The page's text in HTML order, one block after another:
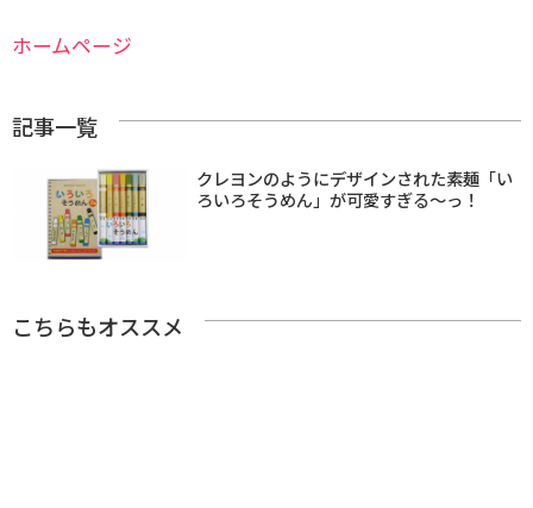
ホームページ
記事一覧
クレヨンのようにデザインされた素麺「い
ろいろそうめん」が可愛すぎる〜っ！
こちらもオススメ